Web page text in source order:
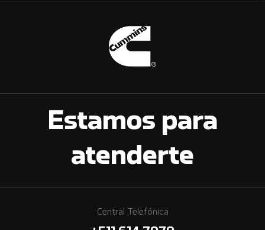
Estamos para
atenderte
Central Telefónica